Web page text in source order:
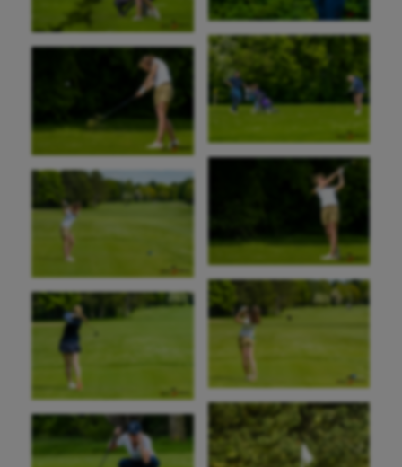
Boules lyonnaises
Canoë-kayak
Cerf Volant
Cheerleading
Course à pied
Crossfit
Danse
Equitation
Fitness
Flag football